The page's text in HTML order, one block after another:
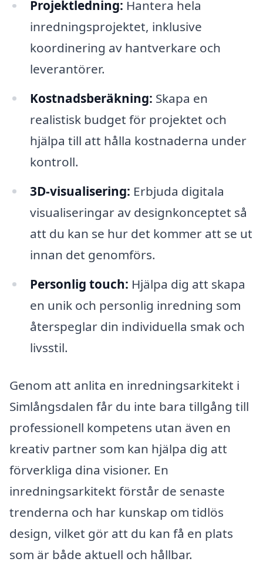
Projektledning: Hantera hela
inredningsprojektet, inklusive
koordinering av hantverkare och
leverantörer.
Kostnadsberäkning: Skapa en
realistisk budget för projektet och
hjälpa till att hålla kostnaderna under
kontroll.
3D-visualisering: Erbjuda digitala
visualiseringar av designkonceptet så
att du kan se hur det kommer att se ut
innan det genomförs.
Personlig touch: Hjälpa dig att skapa
en unik och personlig inredning som
återspeglar din individuella smak och
livsstil.
Genom att anlita en inredningsarkitekt i
Simlångsdalen får du inte bara tillgång till
professionell kompetens utan även en
kreativ partner som kan hjälpa dig att
förverkliga dina visioner. En
inredningsarkitekt förstår de senaste
trenderna och har kunskap om tidlös
design, vilket gör att du kan få en plats
som är både aktuell och hållbar.